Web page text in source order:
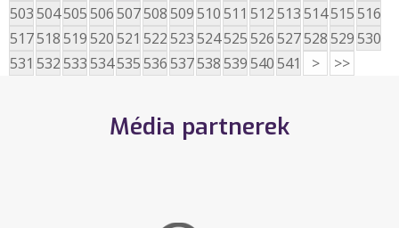
503504505506507508509510511 512513514515516
517518519520521 522523524525526527528529530
531 532533534535536537538539540541 > >>
Média partnerek